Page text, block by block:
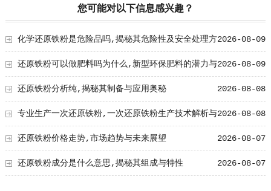
您可能对以下信息感兴趣？
2026-08-09
化学还原铁粉是危险品吗,揭秘其危险性及安全处理方
法 2026-08-09
还原铁粉可以做肥料吗为什么,新型环保肥料的潜力与
优势 2026-08-08
还原铁粉分析纯,揭秘其制备与应用奥秘
2026-08-08
专业生产一次还原铁粉,一次还原铁粉生产技术解析与
工艺创新 2026-08-07
还原铁粉价格走势,市场趋势与未来展望
2026-08-07
还原铁粉成分是什么意思,揭秘其组成与特性